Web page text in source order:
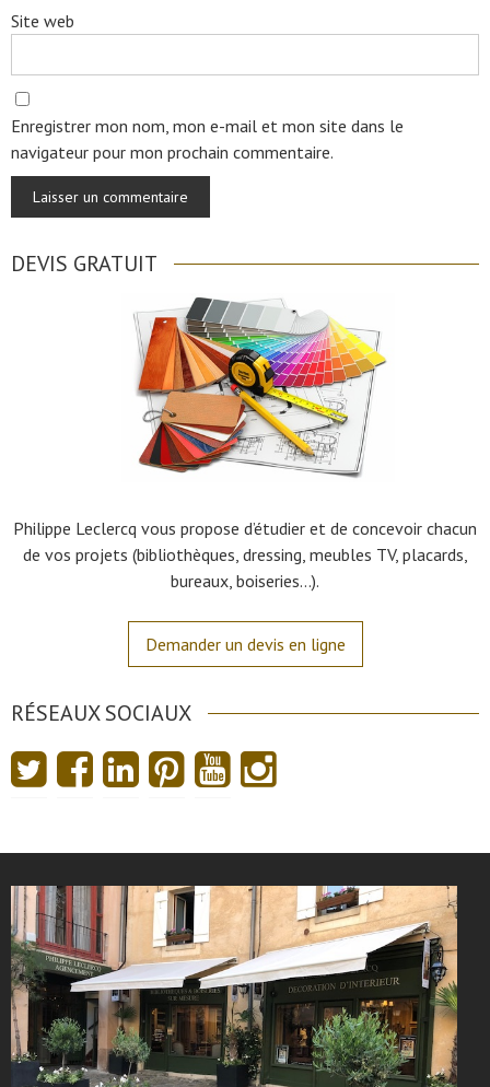
Site web
Enregistrer mon nom, mon e-mail et mon site dans le
navigateur pour mon prochain commentaire.
DEVIS GRATUIT
Philippe Leclercq vous propose d’étudier et de concevoir chacun
de vos projets (bibliothèques, dressing, meubles TV, placards,
bureaux, boiseries…).
Demander un devis en ligne
RÉSEAUX SOCIAUX